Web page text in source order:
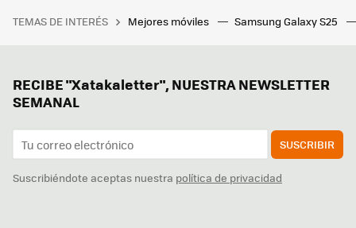
TEMAS DE INTERÉS Mejores móviles Samsung Galaxy S25
RECIBE "Xatakaletter", NUESTRA NEWSLETTER
SEMANAL
SUSCRIBIR
Suscribiéndote aceptas nuestra política de privacidad